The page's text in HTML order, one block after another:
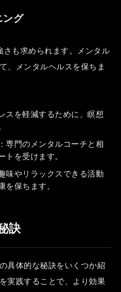
ング
も求められます。メンタル
、メンタルヘルスを保ちま
スを軽減するために、瞑想
専門のメンタルコーチと相
トを受けます。
味やリラックスできる活動
を保ちます。
訣
具体的な秘訣をいくつか紹
実践することで、より効果